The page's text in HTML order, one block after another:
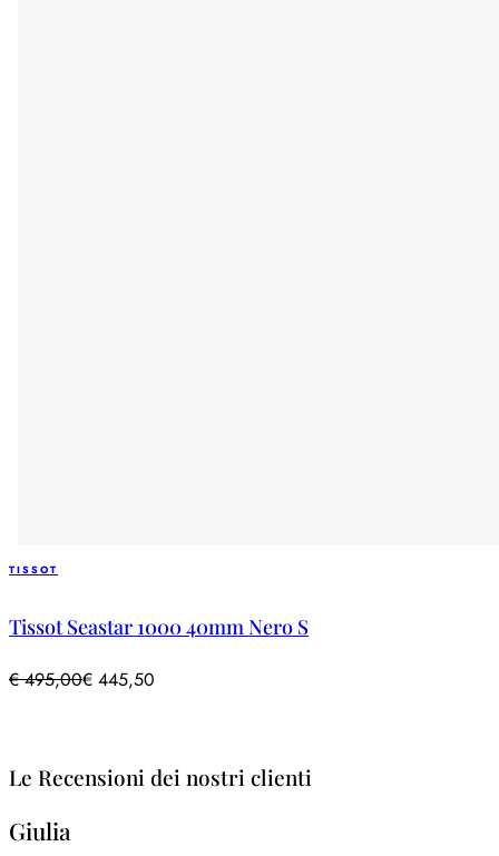
TISSOT
Tissot Seastar 1000 40mm Nero S
€495,00€ 445,50
Le Recensioni dei nostri clienti
Giulia